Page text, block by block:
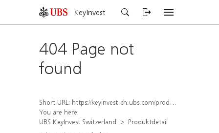
KeyInvest
404 Page not
found
Short URL: https://keyinvest-ch.ubs.com/produkt/detail/index/isin/CH1582452046
You are here:
UBS KeyInvest Switzerland
Produktdetail